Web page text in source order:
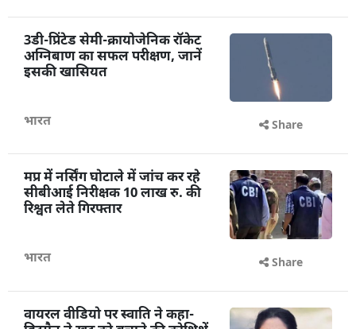
3डी-प्रिंटेड सेमी-क्रायोजेनिक रॉकेट
अग्निबाण का सफल परीक्षण, जानें
इसकी खासियत
भारत Share
मप्र में नर्सिंग घोटाले में जांच कर रहे
सीबीआई निरीक्षक 10 लाख रु. की
रिश्वत लेते गिरफ्तार
भारत Share
वायरल वीडियो पर स्वाति ने कहा-